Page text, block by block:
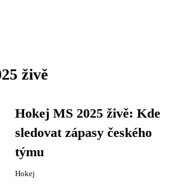
živě
Hokej MS 2025 živě: Kde
sledovat zápasy českého
týmu
Hokej